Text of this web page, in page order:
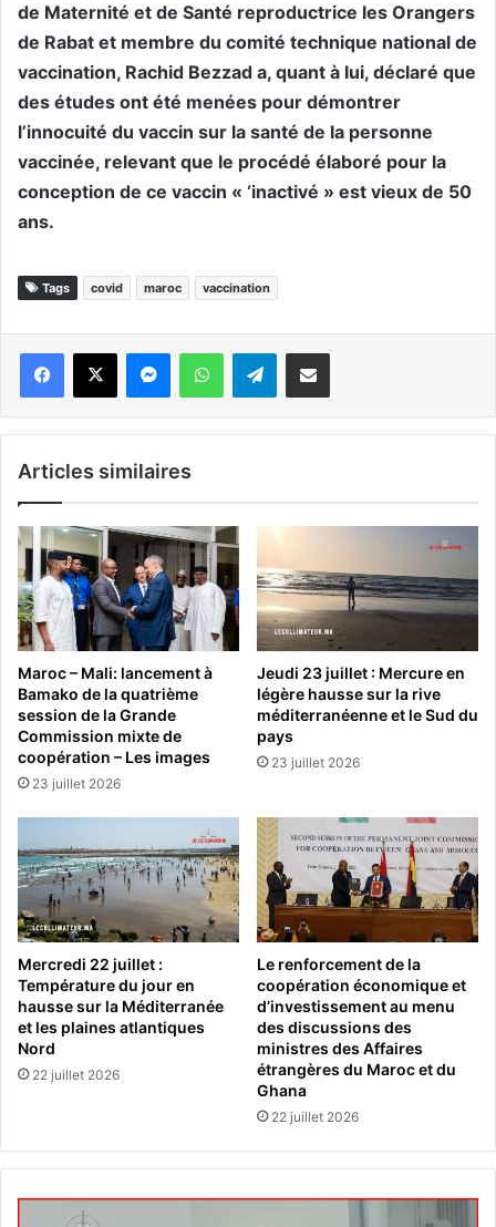
de Maternité et de Santé reproductrice les Orangers
de Rabat et membre du comité technique national de
vaccination, Rachid Bezzad a, quant à lui, déclaré que
des études ont été menées pour démontrer
l’innocuité du vaccin sur la santé de la personne
vaccinée, relevant que le procédé élaboré pour la
conception de ce vaccin « ‘inactivé » est vieux de 50
ans.
Tags covid maroc vaccination
WhatsApp Telegram
Articles similaires
Maroc – Mali: lancement à
Bamako de la quatrième
session de la Grande
Commission mixte de
coopération – Les images
23 juillet 2026
Jeudi 23 juillet : Mercure en
légère hausse sur la rive
méditerranéenne et le Sud du
pays
23 juillet 2026
Mercredi 22 juillet :
Température du jour en
hausse sur la Méditerranée
et les plaines atlantiques
Nord
22 juillet 2026
Le renforcement de la
coopération économique et
d’investissement au menu
des discussions des
ministres des Affaires
étrangères du Maroc et du
Ghana
22 juillet 2026